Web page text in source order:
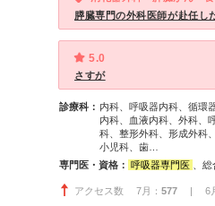
膵臓専門の外科医師が赴任し
5.0
さすが
診療科： 内科、呼吸器内科、循環
内科、血液内科、外科、
科、整形外科、形成外科
小児科、歯…
専門医・資格： 呼吸器専門医 、総合内科専門医、アレルギー
アクセス数 7月： 577 | 6月